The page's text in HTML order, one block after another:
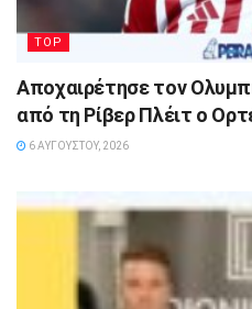
TOP
Αποχαιρέτησε τον
από τη Ρίβερ Πλέιτ ο
6 ΑΥΓΟΎΣΤΟΥ, 2026